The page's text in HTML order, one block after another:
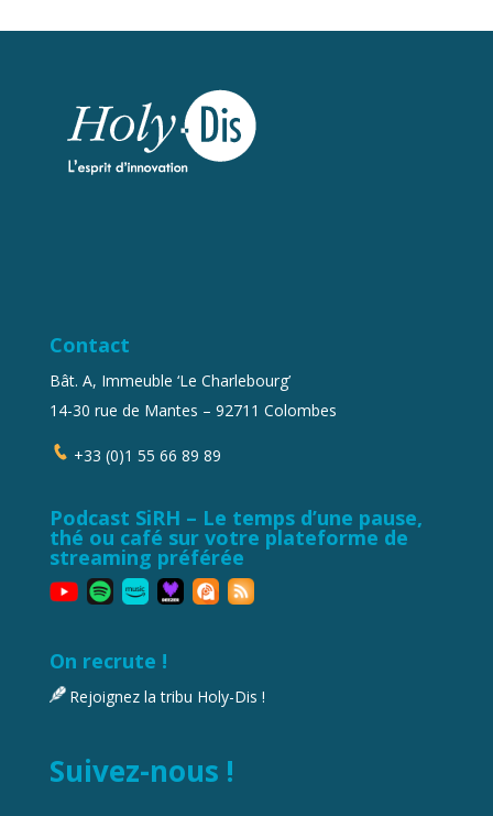
Contact
Bât. A, Immeuble ‘Le Charlebourg’
14-30 rue de Mantes – 92711 Colombes
+33 (0)1 55 66 89 89
Podcast SiRH – Le temps d’une pause,
thé ou café sur votre plateforme de
streaming préférée
On recrute !
Rejoignez la tribu Holy-Dis !
Suivez-nous !